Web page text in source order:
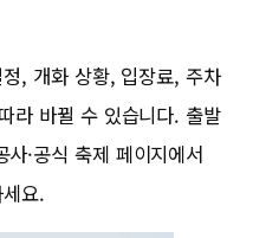
, 개화 상황, 입장료, 주차
라 바뀔 수 있습니다. 출발
사·공식 축제 페이지에서
요.